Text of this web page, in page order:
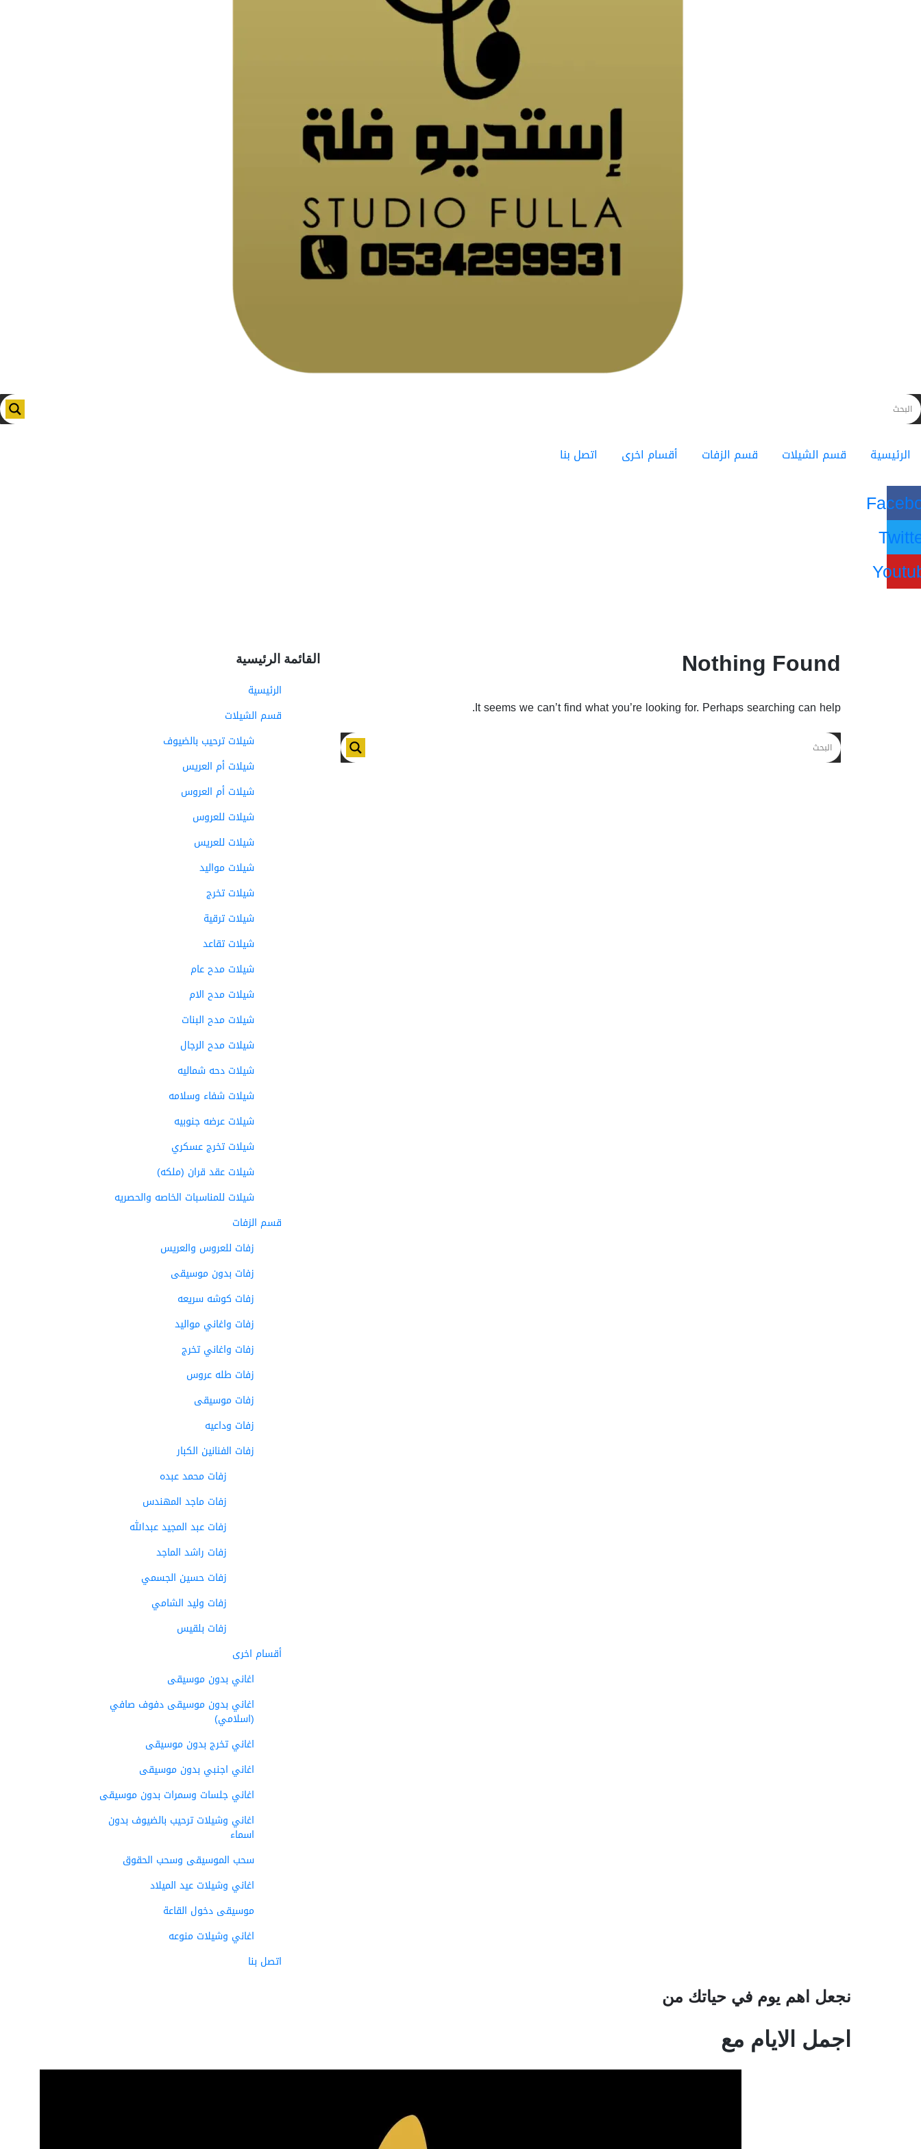
الرئيسية قسم الشيلات قسم الزفات أقسام اخرى اتصل بنا
Nothing Found
It seems we can’t find what you’re looking for. Perhaps searching can help.
القائمة الرئيسية
الرئيسية
قسم الشيلات
شيلات ترحيب بالضيوف
شيلات أم العريس
شيلات أم العروس
شيلات للعروس
شيلات للعريس
شيلات مواليد
شيلات تخرج
شيلات ترقية
شيلات تقاعد
شيلات مدح عام
شيلات مدح الام
شيلات مدح البنات
شيلات مدح الرجال
شيلات دحه شماليه
شيلات شفاء وسلامه
شيلات عرضه جنوبيه
شيلات تخرج عسكري
شيلات عقد قران (ملكه)
شيلات للمناسبات الخاصه والحصريه
قسم الزفات
زفات للعروس والعريس
زفات بدون موسيقى
زفات كوشه سريعه
زفات واغاني مواليد
زفات واغاني تخرج
زفات طله عروس
زفات موسيقى
زفات وداعيه
زفات الفنانين الكبار
زفات محمد عبده
زفات ماجد المهندس
زفات عبد المجيد عبدالله
زفات راشد الماجد
زفات حسين الجسمي
زفات وليد الشامي
زفات بلقيس
أقسام اخرى
اغاني بدون موسيقى
اغاني بدون موسيقى دفوف صافي
(اسلامي)
اغاني تخرج بدون موسيقى
اغاني اجنبي بدون موسيقى
اغاني جلسات وسمرات بدون موسيقى
اغاني وشيلات ترحيب بالضيوف بدون
اسماء
سحب الموسيقى وسحب الحقوق
اغاني وشيلات عيد الميلاد
موسيقى دخول القاعة
اغاني وشيلات منوعه
اتصل بنا
نجعل اهم يوم في حياتك من
اجمل الايام مع